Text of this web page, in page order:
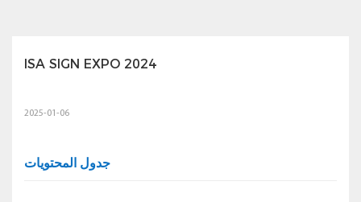
ISA SIGN EXPO 2024
2025-01-06
جدول المحتويات